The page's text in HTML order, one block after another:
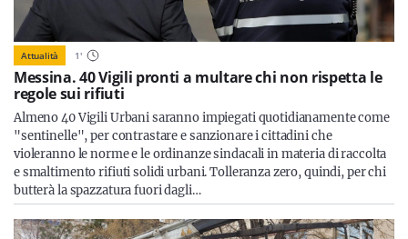
Attualità 1'
Messina. 40 Vigili pronti a multare chi non rispetta le
regole sui rifiuti
Almeno 40 Vigili Urbani saranno impiegati quotidianamente come
"sentinelle", per contrastare e sanzionare i cittadini che
violeranno le norme e le ordinanze sindacali in materia di raccolta
e smaltimento rifiuti solidi urbani. Tolleranza zero, quindi, per chi
butterà la spazzatura fuori dagli…